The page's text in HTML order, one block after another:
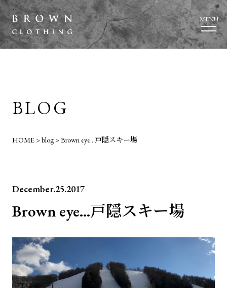
MENU
BLOG
HOME>blog>Brown eye…戸隠スキー場
December.25.2017
Brown eye…戸隠スキー場